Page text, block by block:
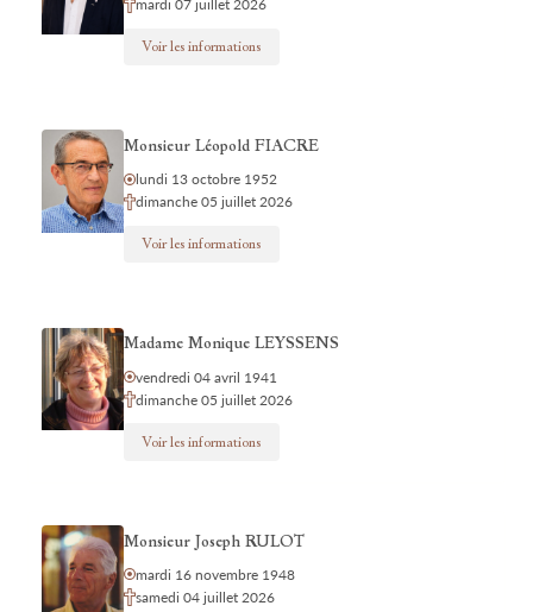
mardi 07 juillet 2026
Voir les informations
Monsieur Léopold FIACRE
lundi 13 octobre 1952
dimanche 05 juillet 2026
Voir les informations
Madame Monique LEYSSENS
vendredi 04 avril 1941
dimanche 05 juillet 2026
Voir les informations
Monsieur Joseph RULOT
mardi 16 novembre 1948
samedi 04 juillet 2026